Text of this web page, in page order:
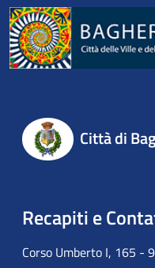
Città di
Recapiti e
Corso Umberto I, 165 -